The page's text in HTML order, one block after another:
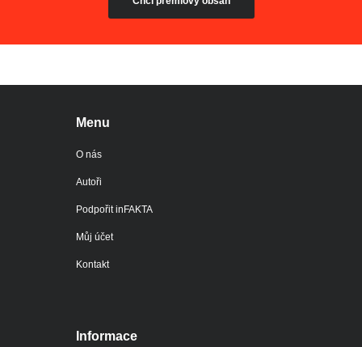
Menu
O nás
Autoři
Podpořit inFAKTA
Můj účet
Kontakt
Informace